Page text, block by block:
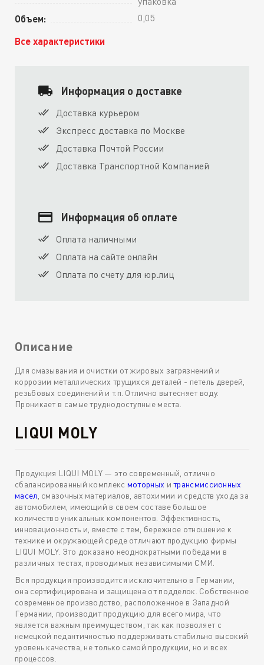
Объем: 0,05
Все характеристики
Информация о доставке
Доставка курьером
Экспресс доставка по Москве
Доставка Почтой России
Доставка Транспортной Компанией
Информация об оплате
Оплата наличными
Оплата на сайте онлайн
Оплата по счету для юр.лиц
Описание
Для смазывания и очистки от жировых загрязнений и
коррозии металлических трущихся деталей - петель дверей,
резьбовых соединений и т.п. Отлично вытесняет воду.
Проникает в самые труднодоступные места.
LIQUI MOLY
Продукция LIQUI MOLY — это современный, отлично
сбалансированный комплекс моторных итрансмиссионных
масел , смазочных материалов, автохимии и средств ухода за
автомобилем, имеющий в своем составе большое
количество уникальных компонентов. Эффективность,
инновационность и, вместе с тем, бережное отношение к
технике и окружающей среде отличают продукцию фирмы
LIQUI MOLY. Это доказано неоднократными победами в
различных тестах, проводимых независимыми СМИ.
Вся продукция производится исключительно в Германии,
она сертифицирована и защищена от подделок. Собственное
современное производство, расположенное в Западной
Германии, производит продукцию для всего мира, что
является важным преимуществом, так как позволяет с
немецкой педантичностью поддерживать стабильно высокий
уровень качества, не только самой продукции, но и всех
процессов.